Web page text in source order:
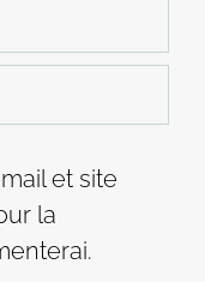
et site
la